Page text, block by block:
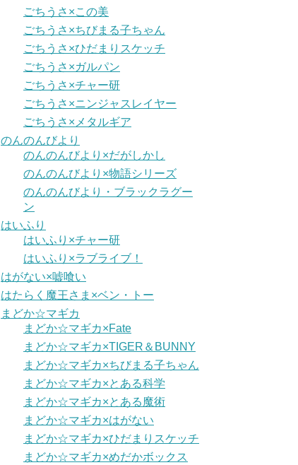
ごちうさ×この美
ごちうさ×ちびまる子ちゃん
ごちうさ×ひだまりスケッチ
ごちうさ×ガルパン
ごちうさ×チャー研
ごちうさ×ニンジャスレイヤー
ごちうさ×メタルギア
のんのんびより
のんのんびより×だがしかし
のんのんびより×物語シリーズ
のんのんびより・ブラックラグー
ン
はいふり
はいふり×チャー研
はいふり×ラブライブ！
はがない×嘘喰い
はたらく魔王さま×ベン・トー
まどか☆マギカ
まどか☆マギカ×Fate
まどか☆マギカ×TIGER＆BUNNY
まどか☆マギカ×ちびまる子ちゃん
まどか☆マギカ×とある科学
まどか☆マギカ×とある魔術
まどか☆マギカ×はがない
まどか☆マギカ×ひだまりスケッチ
まどか☆マギカ×めだかボックス